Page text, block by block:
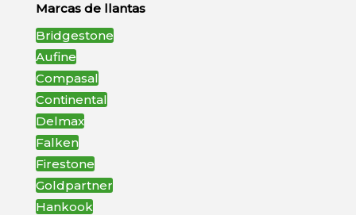
Marcas de llantas
Bridgestone
Aufine
Compasal
Continental
Delmax
Falken
Firestone
Goldpartner
Hankook